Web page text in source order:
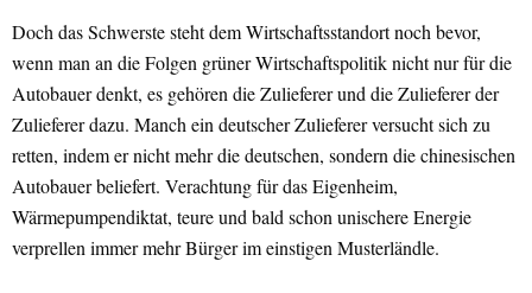
Doch das Schwerste steht dem Wirtschaftsstandort noch bevor,
wenn man an die Folgen grüner Wirtschaftspolitik nicht nur für die
Autobauer denkt, es gehören die Zulieferer und die Zulieferer der
Zulieferer dazu. Manch ein deutscher Zulieferer versucht sich zu
retten, indem er nicht mehr die deutschen, sondern die chinesischen
Autobauer beliefert. Verachtung für das Eigenheim,
Wärmepumpendiktat, teure und bald schon unischere Energie
verprellen immer mehr Bürger im einstigen Musterländle.